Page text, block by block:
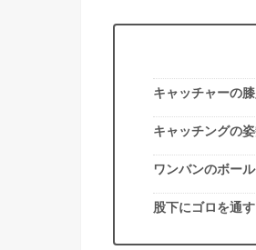
キャッチャーの
キャッチングの
ワンバンのボー
股下にゴロを通